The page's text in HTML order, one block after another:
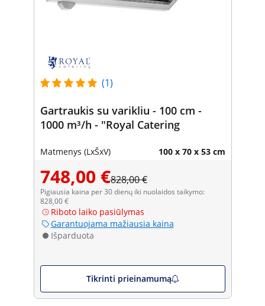
(1)
Gartraukis su varikliu - 100 cm -
1000 m³/h - "Royal Catering
Matmenys (LxŠxV) 100 x 70 x 53 cm
748,00 €828,00 €
Pigiausia kaina per 30 dienų iki nuolaidos taikymo:
828,00 €
Riboto laiko pasiūlymas
Garantuojama mažiausia kaina
Išparduota
Tikrinti prieinamumą